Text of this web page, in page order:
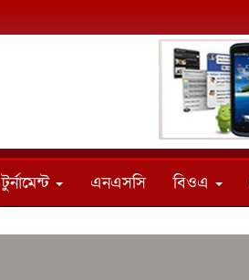
টুর্নামেন্ট এনএসসি বিওএ